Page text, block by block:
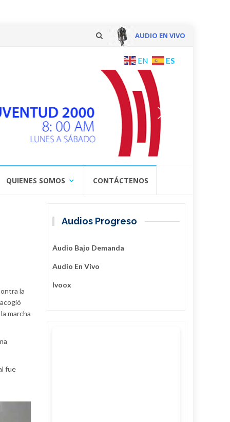
AUDIO EN VIVO
content
EN ES
QUIENES SOMOS CONTÁCTENOS
la
marcha
fue
Audios Progreso
Audio Bajo Demanda
Audio En Vivo
Ivoox